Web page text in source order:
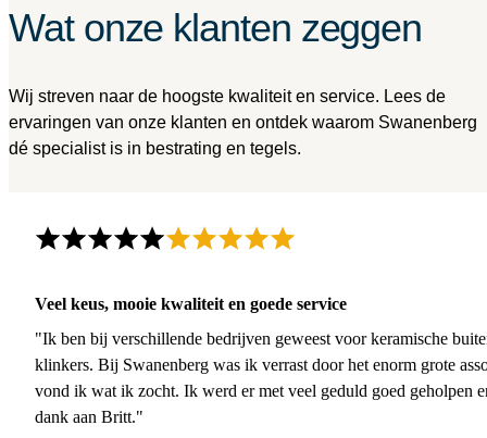
Wat onze klanten zeggen
Wij streven naar de hoogste kwaliteit en service. Lees de
ervaringen van onze klanten en ontdek waarom Swanenberg
dé specialist is in bestrating en tegels.
Veel keus, mooie kwaliteit en goede service
"Ik ben bij verschillende bedrijven geweest voor keramische
klinkers. Bij Swanenberg was ik verrast door het enorm grote
vond ik wat ik zocht. Ik werd er met veel geduld goed geholpen
dank aan Britt."